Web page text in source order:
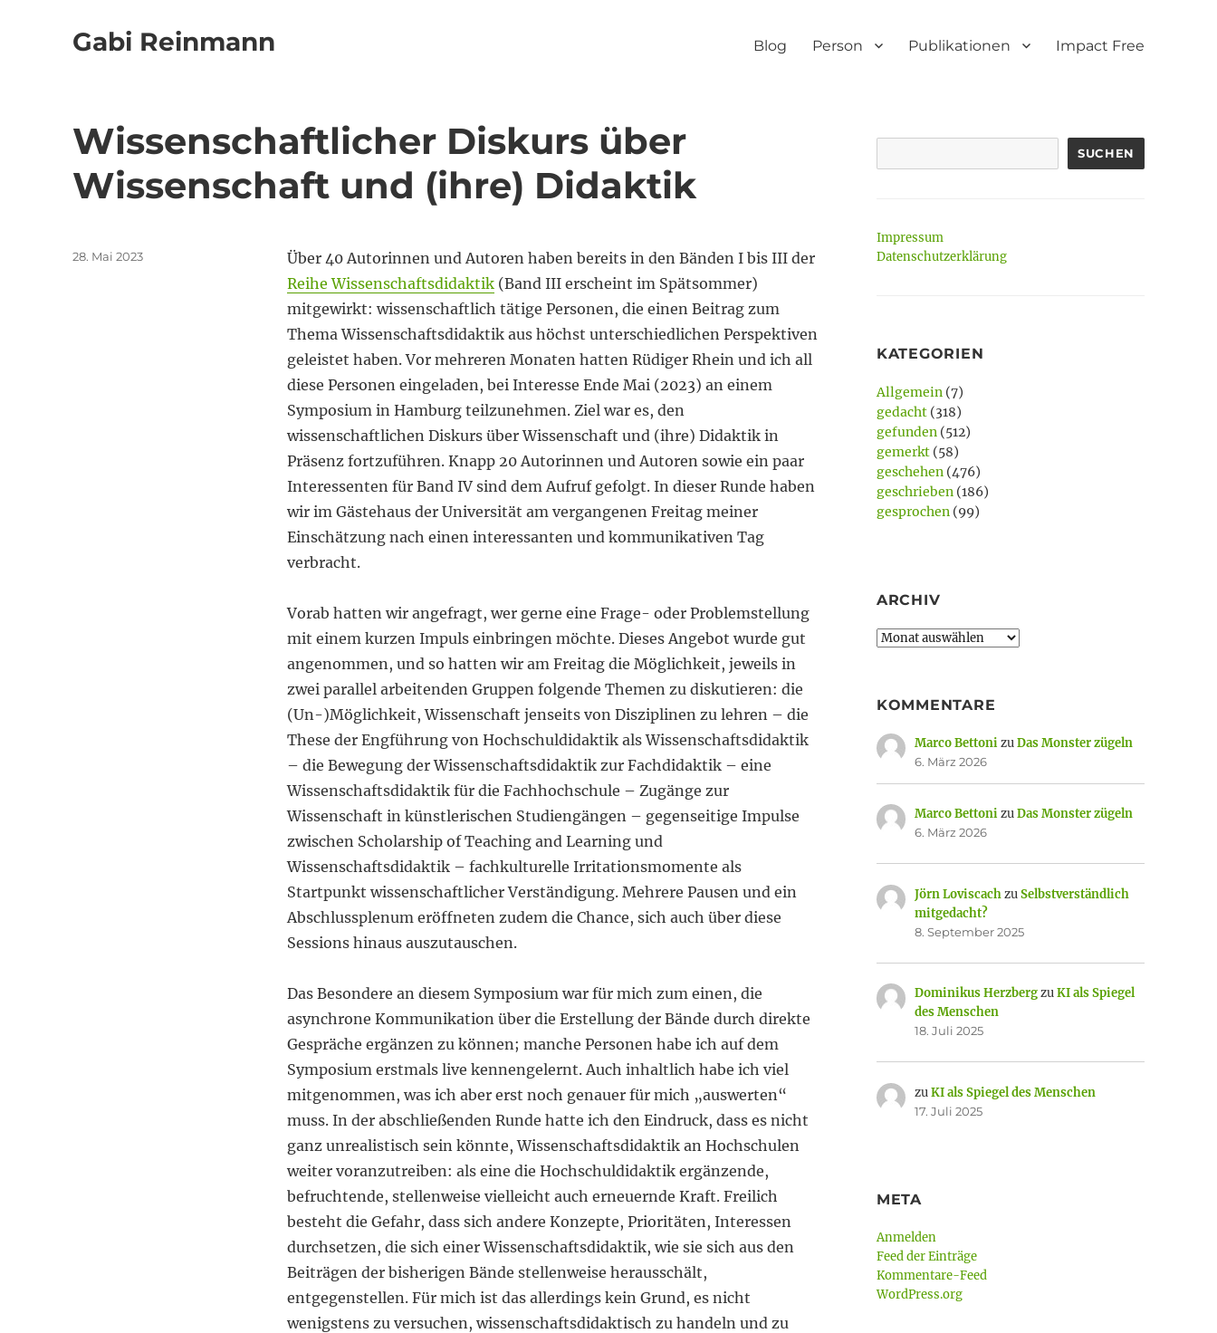
Gabi Reinmann Blog Person Publikationen Impact Free
Wissenschaftlicher Diskurs über
Wissenschaft und (ihre) Didaktik
Über 40 Autorinnen und Autoren haben bereits in den Bänden I bis III der
Reihe Wissenschaftsdidaktik(Band III erscheint im Spätsommer)
mitgewirkt: wissenschaftlich tätige Personen, die einen Beitrag zum
Thema Wissenschaftsdidaktik aus höchst unterschiedlichen Perspektiven
geleistet haben. Vor mehreren Monaten hatten Rüdiger Rhein und ich all
diese Personen eingeladen, bei Interesse Ende Mai (2023) an einem
Symposium in Hamburg teilzunehmen. Ziel war es, den
wissenschaftlichen Diskurs über Wissenschaft und (ihre) Didaktik in
Präsenz fortzuführen. Knapp 20 Autorinnen und Autoren sowie ein paar
Interessenten für Band IV sind dem Aufruf gefolgt. In dieser Runde haben
wir im Gästehaus der Universität am vergangenen Freitag meiner
Einschätzung nach einen interessanten und kommunikativen Tag
verbracht.
Vorab hatten wir angefragt, wer gerne eine Frage- oder Problemstellung
mit einem kurzen Impuls einbringen möchte. Dieses Angebot wurde gut
angenommen, und so hatten wir am Freitag die Möglichkeit, jeweils in
zwei parallel arbeitenden Gruppen folgende Themen zu diskutieren: die
(Un-)Möglichkeit, Wissenschaft jenseits von Disziplinen zu lehren – die
These der Engführung von Hochschuldidaktik als Wissenschaftsdidaktik
– die Bewegung der Wissenschaftsdidaktik zur Fachdidaktik – eine
Wissenschaftsdidaktik für die Fachhochschule – Zugänge zur
Wissenschaft in künstlerischen Studiengängen – gegenseitige Impulse
zwischen Scholarship of Teaching and Learning und
Wissenschaftsdidaktik – fachkulturelle Irritationsmomente als
Startpunkt wissenschaftlicher Verständigung. Mehrere Pausen und ein
Abschlussplenum eröffneten zudem die Chance, sich auch über diese
Sessions hinaus auszutauschen.
Das Besondere an diesem Symposium war für mich zum einen, die
asynchrone Kommunikation über die Erstellung der Bände durch direkte
Gespräche ergänzen zu können; manche Personen habe ich auf dem
Symposium erstmals live kennengelernt. Auch inhaltlich habe ich viel
mitgenommen, was ich aber erst noch genauer für mich „auswerten“
muss. In der abschließenden Runde hatte ich den Eindruck, dass es nicht
ganz unrealistisch sein könnte, Wissenschaftsdidaktik an Hochschulen
weiter voranzutreiben: als eine die Hochschuldidaktik ergänzende,
befruchtende, stellenweise vielleicht auch erneuernde Kraft. Freilich
besteht die Gefahr, dass sich andere Konzepte, Prioritäten, Interessen
durchsetzen, die sich einer Wissenschaftsdidaktik, wie sie sich aus den
Beiträgen der bisherigen Bände stellenweise herausschält,
entgegenstellen. Für mich ist das allerdings kein Grund, es nicht
wenigstens zu versuchen, wissenschaftsdidaktisch zu handeln und zu
Veröffentlicht
28. Mai 2023
SUCHEN
Impressum
Datenschutzerklärung
KATEGORIEN
Allgemein(7)
gedacht(318)
gefunden(512)
gemerkt(58)
geschehen(476)
geschrieben(186)
gesprochen(99)
ARCHIV
Archiv
KOMMENTARE
Marco BettonizuDas Monster zügeln
6. März 2026
Marco BettonizuDas Monster zügeln
6. März 2026
Jörn LoviscachzuSelbstverständlich
mitgedacht?
8. September 2025
Dominikus HerzbergzuKI als Spiegel
des Menschen
18. Juli 2025
zuKI als Spiegel des Menschen
17. Juli 2025
META
Anmelden
Feed der Einträge
Kommentare-Feed
WordPress.org